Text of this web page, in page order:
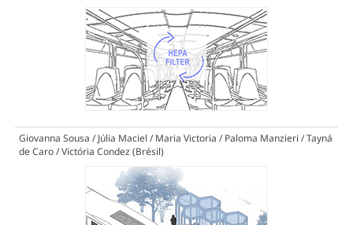
Giovanna Sousa / Júlia Maciel / Maria Victoria / Paloma Manzieri / Tayná
de Caro / Victória Condez (Brésil)